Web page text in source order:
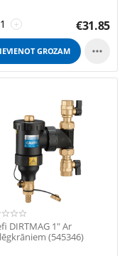
+ €31.85
GROZAM 
DIRTMAG 1" Ar
(545346)